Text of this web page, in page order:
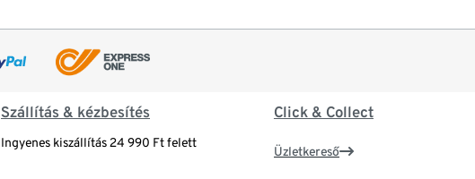
Szállítás & kézbesítés
Ingyenes kiszállítás 24 990 Ft felett
Click & Collect
Üzletkereső